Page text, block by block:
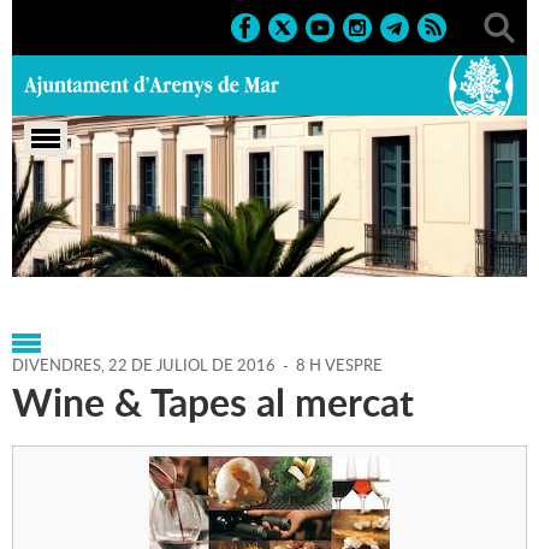
Portada > Regidories > Promoció Econòmica i
Comerç > Agenda > 22-07-2016
DIVENDRES,22 DE JULIOL DE 2016 - 8 H VESPRE
Wine & Tapes al mercat